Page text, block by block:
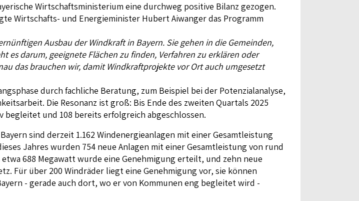
Wirtschaftsministerium eine durchweg positive Bilanz gezogen.
Wirtschafts- und Energieminister Hubert Aiwanger das Programm
Ausbau der Windkraft in Bayern. Sie gehen in die Gemeinden,
es darum, geeignete Flächen zu finden, Verfahren zu erklären oder
das brauchen wir, damit Windkraftprojekte vor Ort auch umgesetzt
durch fachliche Beratung, zum Beispiel bei der Potenzialanalyse,
Die Resonanz ist groß: Bis Ende des zweiten Quartals 2025
und 108 bereits erfolgreich abgeschlossen.
sind derzeit 1.162 Windenergieanlagen mit einer Gesamtleistung
Jahres wurden 754 neue Anlagen mit einer Gesamtleistung von rund
688 Megawatt wurde eine Genehmigung erteilt, und zehn neue
Für über 200 Windräder liegt eine Genehmigung vor, sie können
- gerade auch dort, wo er von Kommunen eng begleitet wird -